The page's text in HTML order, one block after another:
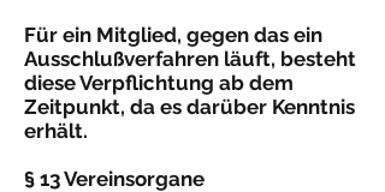
Für ein Mitglied, gegen das ein
Ausschlußverfahren läuft, besteht
diese Verpflichtung ab dem
Zeitpunkt, da es darüber Kenntnis
erhält.
§ 13 Vereinsorgane